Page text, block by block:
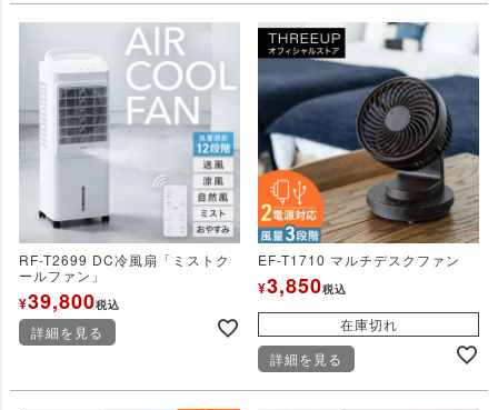
RF-T2699 DC冷風扇「ミストク
ールファン」
¥39,800税込
詳細を見る
EF-T1710 マルチデスクファン
¥3,850税込
在庫切れ
詳細を見る